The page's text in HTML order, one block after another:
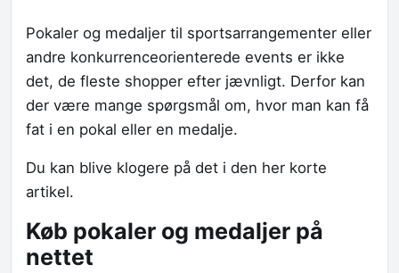
Pokaler og medaljer til sportsarrangementer eller
andre konkurrenceorienterede events er ikke
det, de fleste shopper efter jævnligt. Derfor kan
der være mange spørgsmål om, hvor man kan få
fat i en pokal eller en medalje.
Du kan blive klogere på det i den her korte
artikel.
Køb pokaler og medaljer på
nettet